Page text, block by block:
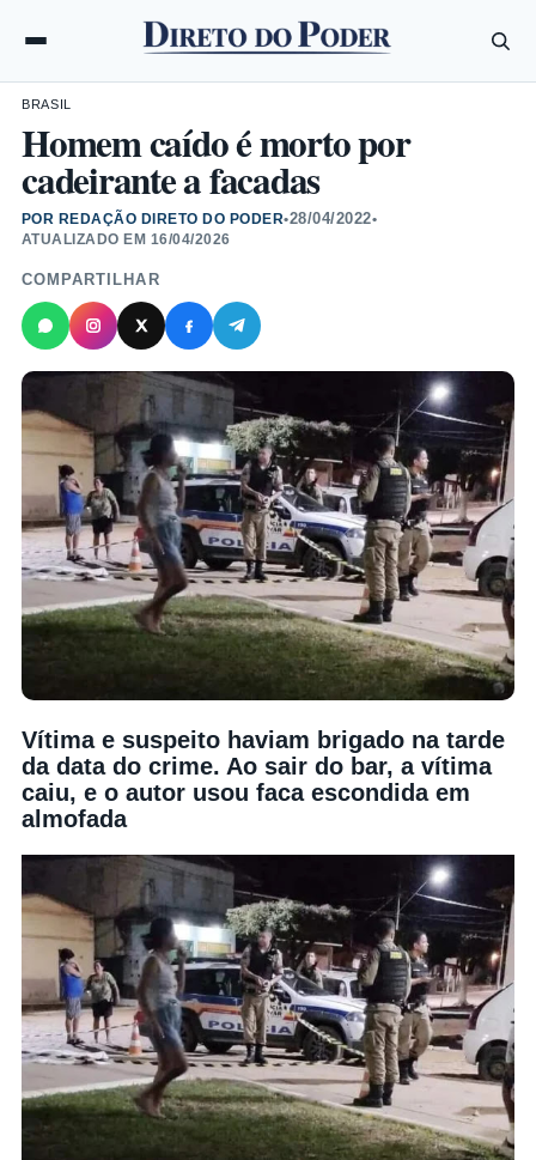
BRASIL
Homem caído é morto por
cadeirante a facadas
POR REDAÇÃO DIRETO DO PODER•28/04/2022•
ATUALIZADO EM 16/04/2026
COMPARTILHAR
Vítima e suspeito haviam brigado na tarde
da data do crime. Ao sair do bar, a vítima
caiu, e o autor usou faca escondida em
almofada